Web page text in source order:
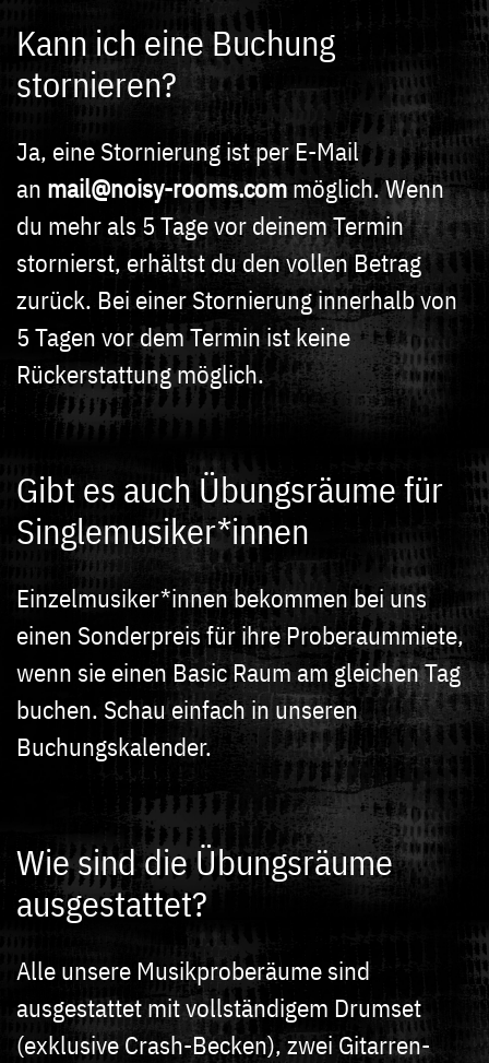
Kann ich eine Buchung
stornieren?
Ja, eine Stornierung ist per E-Mail
an mail@noisy-rooms.com möglich. Wenn
du mehr als 5 Tage vor deinem Termin
stornierst, erhältst du den vollen Betrag
zurück. Bei einer Stornierung innerhalb von
5 Tagen vor dem Termin ist keine
Rückerstattung möglich.
Gibt es auch Übungsräume für
Singlemusiker*innen
Einzelmusiker*innen bekommen bei uns
einen Sonderpreis für ihre Proberaummiete,
wenn sie einen Basic Raum am gleichen Tag
buchen. Schau einfach in unseren
Buchungskalender.
Wie sind die Übungsräume
ausgestattet?
Alle unsere Musikproberäume sind
ausgestattet mit vollständigem Drumset
(exklusive Crash-Becken), zwei Gitarren-